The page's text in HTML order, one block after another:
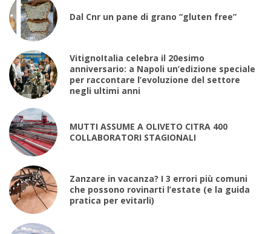
Dal Cnr un pane di grano “gluten free”
VitignoItalia celebra il 20esimo
anniversario: a Napoli un’edizione speciale
per raccontare l’evoluzione del settore
negli ultimi anni
MUTTI ASSUME A OLIVETO CITRA 400
COLLABORATORI STAGIONALI
Zanzare in vacanza? I 3 errori più comuni
che possono rovinarti l’estate (e la guida
pratica per evitarli)